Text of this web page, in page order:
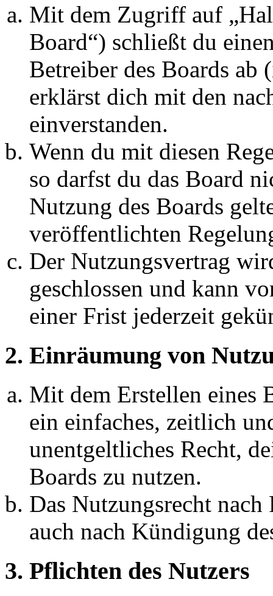
Mit dem Zugriff auf
Board“) schließt du
Betreiber des Boards ab
erklärst dich mit den
einverstanden.
Wenn du mit diesen
so darfst du das Board
Nutzung des Boards
veröffentlichten
Der Nutzungsvertrag
geschlossen und kann
einer Frist jederzeit
2. Einräumung von
Mit dem Erstellen eines
ein einfaches, zeitlich
unentgeltliches Recht,
Boards zu nutzen.
Das Nutzungsrecht
auch nach Kündigung
3. Pflichten des Nutzers